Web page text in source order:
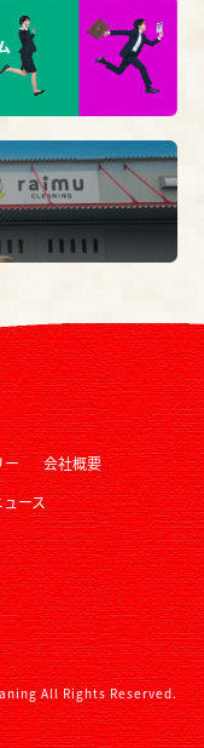
ー
会社概要
ース
All Rights Reserved.